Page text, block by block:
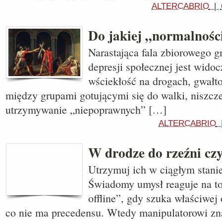
ALTERCABRIO |
Do jakiej
Narastająca fala zbiorowego
depresji społecznej jest
wściekłość na drogach,
między grupami gotującymi się do walki,
utrzymywanie „niepoprawnych” […]
ALTERCABRIO
W drodze do rzeźni
Utrzymuj ich w ciągłym
Świadomy umysł reaguje na
offline”, gdy szuka
co nie ma precedensu. Wtedy manipulatorowi